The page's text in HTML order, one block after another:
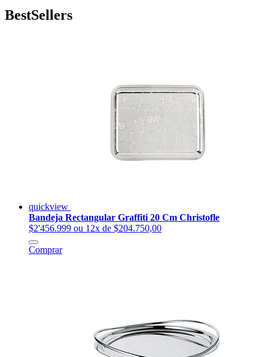
BestSellers
quickview
Bandeja Rectangular Graffiti 20 Cm Christofle
$2'456.999 ou 12x de $204.750,00
Comprar